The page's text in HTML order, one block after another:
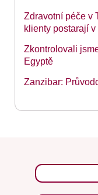
Zdravotní péče v
klienty postarají
Zkontrolovali
Egyptě
Zanzibar: